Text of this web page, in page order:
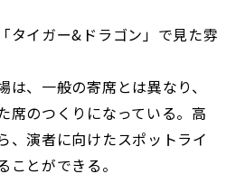
タイガー&ドラゴン」で見た雰
、一般の寄席とは異なり、
席のつくりになっている。高
、演者に向けたスポットライ
ことができる。